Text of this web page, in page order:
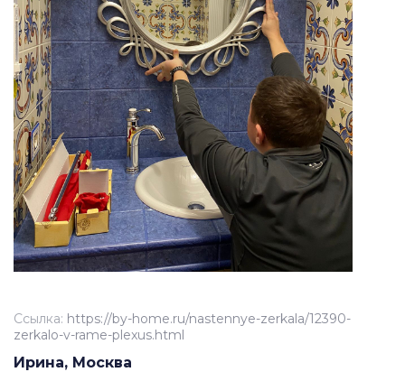
Ссылка: https://by-home.ru/nastennye-zerkala/12390-
zerkalo-v-rame-plexus.html
Ирина, Москва